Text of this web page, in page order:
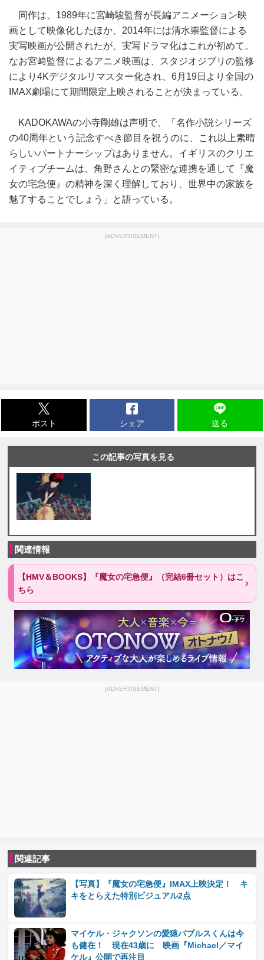
同作は、1989年に宮崎駿監督が長編アニメーション映
画として映像化したほか、2014年には清水崇監督による
実写映画が公開されたが、実写ドラマ化はこれが初めて。
なお宮﨑監督によるアニメ映画は、スタジオジブリの監修
により4Kデジタルリマスター化され、6月19日より全国の
IMAX劇場にて期間限定上映されることが決まっている。
KADOKAWAの小寺剛雄は声明で、「名作小説シリーズ
の40周年という記念すべき節目を祝うのに、これ以上素晴
らしいパートナーシップはありません。イギリスのクリエ
イティブチームは、角野さんとの緊密な連携を通して『魔
女の宅急便』の精神を深く理解しており、世界中の家族を
魅了することでしょう」と語っている。
[ADVERTISEMENT]
ポスト シェア 送る
この記事の写真を見る
関連情報
【HMV＆BOOKS】『魔女の宅急便』（完結6冊セット）はこ
ちら
[ADVERTISEMENT]
関連記事
【写真】『魔女の宅急便』IMAX上映決定！ キ
キをとらえた特別ビジュアル2点
マイケル・ジャクソンの愛猿バブルスくんは今
も健在！ 現在43歳に 映画『Michael／マイ
ケル』公開で再注目